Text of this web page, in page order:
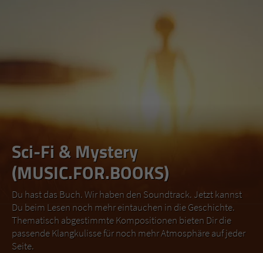
Sci-Fi & Mystery
(MUSIC.FOR.BOOKS)
Du hast das Buch. Wir haben den Soundtrack. Jetzt kannst
Du beim Lesen noch mehr eintauchen in die Geschichte.
Thematisch abgestimmte Kompositionen bieten Dir die
passende Klangkulisse für noch mehr Atmosphäre auf jeder
Seite.